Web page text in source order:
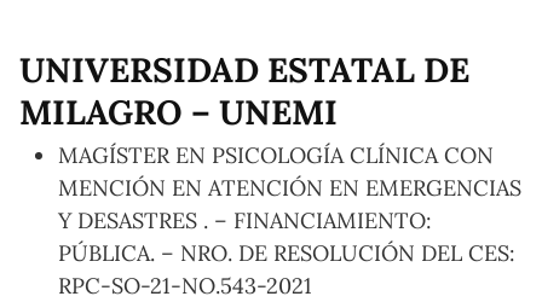
UNIVERSIDAD ESTATAL DE
MILAGRO – UNEMI
MAGÍSTER EN PSICOLOGÍA CLÍNICA CON
MENCIÓN EN ATENCIÓN EN EMERGENCIAS
Y DESASTRES . – FINANCIAMIENTO:
PÚBLICA. – NRO. DE RESOLUCIÓN DEL CES:
RPC-SO-21-NO.543-2021